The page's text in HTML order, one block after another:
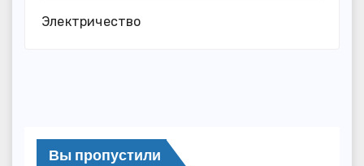
Электричество
Вы пропустили